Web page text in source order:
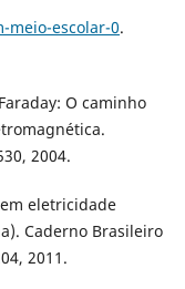
escolar-0.
O caminho
2004.
em eletricidade
Caderno Brasileiro
2011.